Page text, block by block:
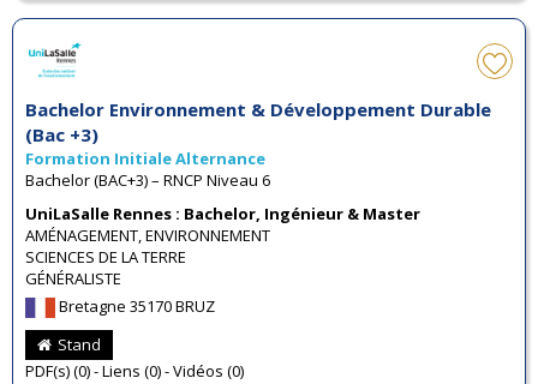
Bachelor Environnement & Développement Durable
(Bac +3)
Formation Initiale Alternance
Bachelor (BAC+3) – RNCP Niveau 6
UniLaSalle Rennes : Bachelor, Ingénieur & Master
AMÉNAGEMENT, ENVIRONNEMENT
SCIENCES DE LA TERRE
GÉNÉRALISTE
Bretagne 35170 BRUZ
Stand
PDF(s) (0) - Liens (0) - Vidéos (0)